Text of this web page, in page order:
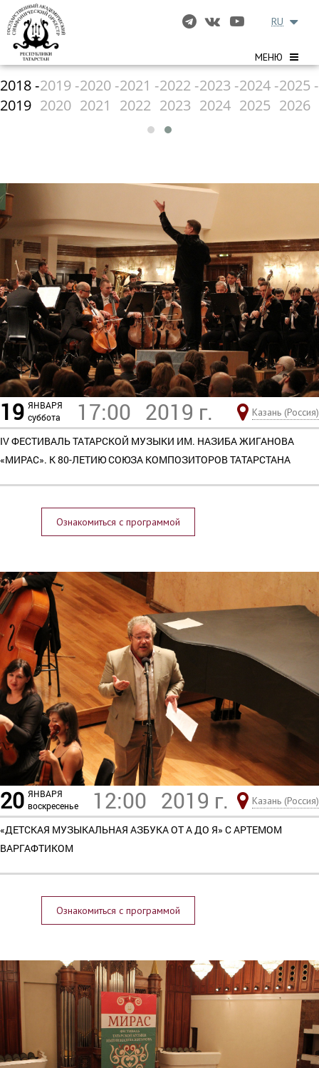
МЕНЮ
RU
2018 -
2019
2019 -
2020
2020 -
2021
2021 -
2022
2022 -
2023
2023 -
2024
2024 -
2025
2025 -
2026
19 ЯНВАРЯ
суббота
17:00 2019 г. Казань (Россия)
IV ФЕСТИВАЛЬ ТАТАРСКОЙ МУЗЫКИ ИМ. НАЗИБА ЖИГАНОВА
«МИРАС». К 80-ЛЕТИЮ СОЮЗА КОМПОЗИТОРОВ ТАТАРСТАНА
Ознакомиться с программой
20 ЯНВАРЯ
воскресенье
12:00 2019 г. Казань (Россия)
«ДЕТСКАЯ МУЗЫКАЛЬНАЯ АЗБУКА ОТ А ДО Я» С АРТЕМОМ
ВАРГАФТИКОМ
Ознакомиться с программой